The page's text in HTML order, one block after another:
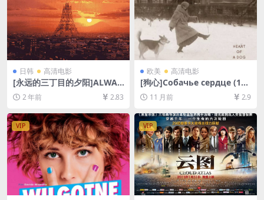
日韩 高清电影
[永远的三丁目的夕阳]ALWAY
S 三丁目の夕日 (2005)[百度
网盘+夸克网盘1080P超清未
删减资源][网盘在线播放/下
载][MP4/8.7GB][中文字幕]
2 年前 2.83
欧美 高清电影
[狗心]Собачье сердце (198
8)[百度网盘+夸克网盘1080P
超清未删减资源][网盘在线播
放/下载][MP4/8.9GB][中文字
幕]
11 月前 2.9
VIP VIP